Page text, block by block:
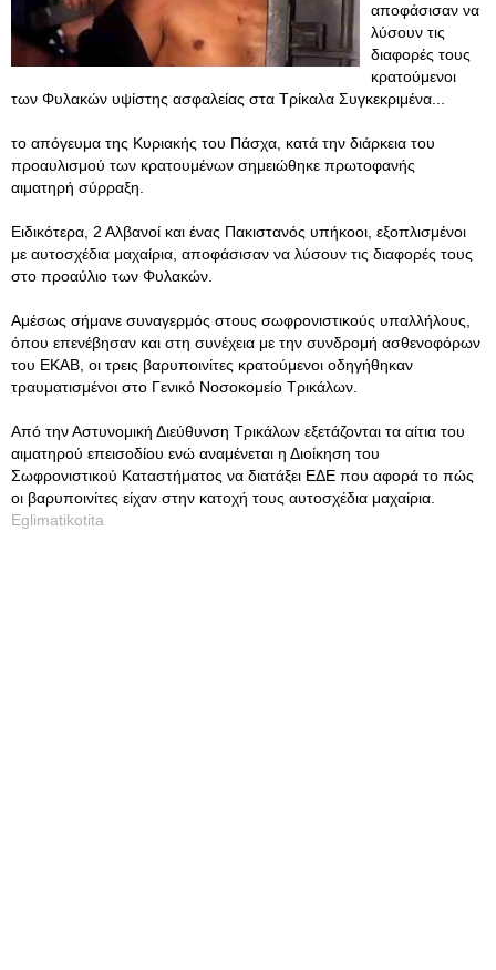
αποφάσισαν να
λύσουν τις
διαφορές τους
κρατούμενοι
των Φυλακών υψίστης ασφαλείας στα Τρίκαλα Συγκεκριμένα...
το απόγευμα της Κυριακής του Πάσχα, κατά την διάρκεια του
προαυλισμού των κρατουμένων σημειώθηκε πρωτοφανής
αιματηρή σύρραξη.
Ειδικότερα, 2 Αλβανοί και ένας Πακιστανός υπήκοοι, εξοπλισμένοι
με αυτοσχέδια μαχαίρια, αποφάσισαν να λύσουν τις διαφορές τους
στο προαύλιο των Φυλακών.
Αμέσως σήμανε συναγερμός στους σωφρονιστικούς υπαλλήλους,
όπου επενέβησαν και στη συνέχεια με την συνδρομή ασθενοφόρων
του ΕΚΑΒ, οι τρεις βαρυποινίτες κρατούμενοι οδηγήθηκαν
τραυματισμένοι στο Γενικό Νοσοκομείο Τρικάλων.
Από την Αστυνομική Διεύθυνση Τρικάλων εξετάζονται τα αίτια του
αιματηρού επεισοδίου ενώ αναμένεται η Διοίκηση του
Σωφρονιστικού Καταστήματος να διατάξει ΕΔΕ που αφορά το πώς
οι βαρυποινίτες είχαν στην κατοχή τους αυτοσχέδια μαχαίρια.
Eglimatikotita